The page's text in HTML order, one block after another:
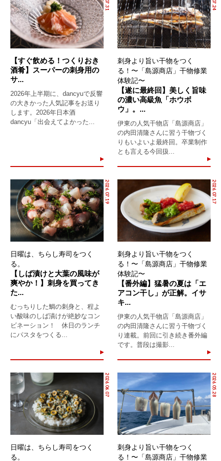
【すぐ飲める！つくりおき
酒肴】スーパーの刺身用の
サ...
2026年上半期に、dancyuで反響
の大きかった人気記事をお送り
します。2026年日本酒
dancyu「出会えてよかった...
刺身より旨い干物をつく
る！〜「島源商店」干物修業
体験記〜
【遂に最終回】美しく旨味
の濃い高級魚「ホウボ
ウ」。...
伊東の人気干物店「島源商店」
の内田清隆さんに習う干物づく
りもいよいよ最終回。卒業制作
とも言える今回扱...
2026.07.19
日曜は、ちらし寿司をつく
る。
【しば漬けと大葉の風味が
爽やか！】刺身を買ってき
た...
むっちりした鯛の刺身と、程よ
い酸味のしば漬けが絶妙なコン
ビネーション！ 休日のランチ
にパスタをつくる...
2026.07.17
刺身より旨い干物をつく
る！〜「島源商店」干物修業
体験記〜
【番外編】猛暑の夏は「エ
アコン干し」が正解。イサ
キ...
伊東の人気干物店「島源商店」
の内田清隆さんに習う干物づく
り連載。前回に引き続き番外編
です。普段は撮影...
2026.06.07
日曜は、ちらし寿司をつく
る。
2026.05.28
刺身より旨い干物をつく
る！〜「島源商店」干物修業